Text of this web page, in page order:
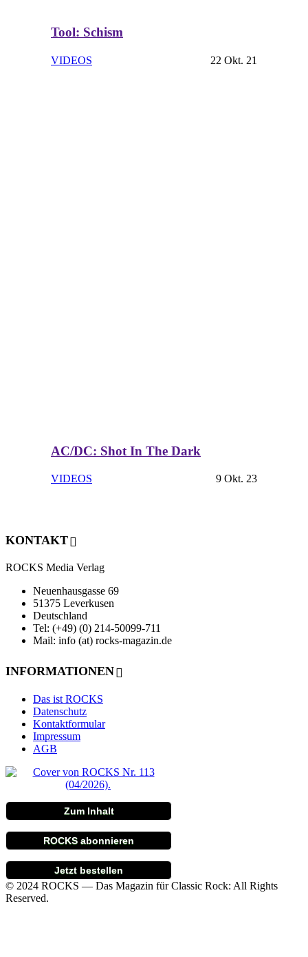
Tool: Schism
VIDEOS 22 Okt. 21
AC/DC: Shot In The Dark
VIDEOS 9 Okt. 23
KONTAKT
ROCKS Media Verlag
Neuenhausgasse 69
51375 Leverkusen
Deutschland
Tel: (+49) (0) 214-50099-711
Mail: info (at) rocks-magazin.de
INFORMATIONEN
Das ist ROCKS
Datenschutz
Kontaktformular
Impressum
AGB
Zum Inhalt
ROCKS abonnieren
Jetzt bestellen
© 2024 ROCKS — Das Magazin für Classic Rock: All Rights
Reserved.